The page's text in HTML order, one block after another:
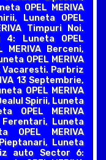
OPEL MERIVA
Luneta OPEL
Timpuri Noi.
4: Luneta OPEL
MERIVA Berceni,
OPEL MERIVA
Vacaresti. Parbriz
13 Septembrie,
OPEL MERIVA
Spirii, Luneta
OPEL MERIVA
Ferentari, Luneta
OPEL MERIVA
Luneta
auto Sector 6: